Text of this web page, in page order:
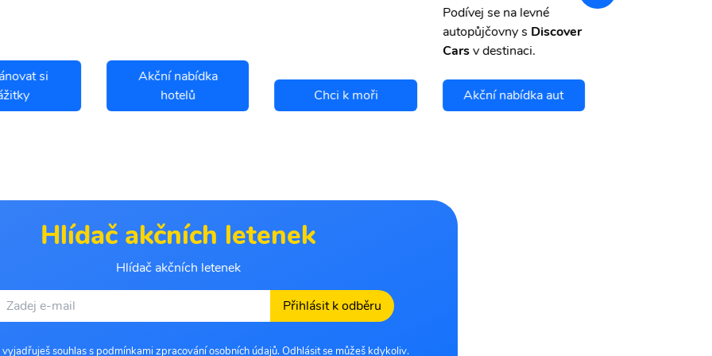
si
Akční nabídka
hotelů
Chci k moři
Podívej se na levné
autopůjčovny s Discover
Carsv destinaci.
Akční nabídka aut
Hlídač akčních letenek
Hlídač akčních letenek
Přihlásit k odběru
vyjadřuješ souhlas s podmínkami zpracování osobních údajů. Odhlásit se můžeš kdykoliv.